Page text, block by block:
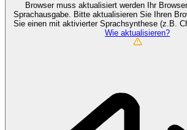
Browser muss aktualisiert werden
Ihr
Sprachausgabe. Bitte aktualisieren Sie Ihren
Sie einen mit aktivierter Sprachsynthese (z.B.
Wie aktualisieren?